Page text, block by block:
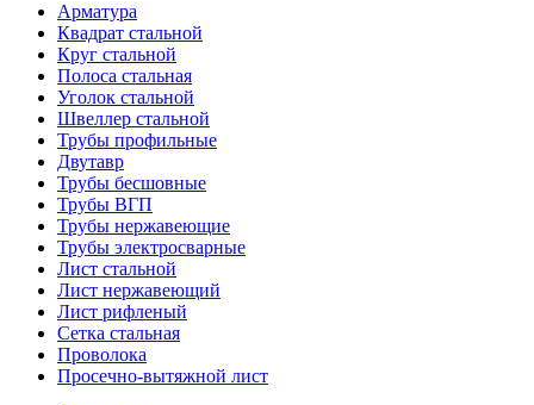
Арматура
Квадрат стальной
Круг стальной
Полоса стальная
Уголок стальной
Швеллер стальной
Трубы профильные
Двутавр
Трубы бесшовные
Трубы ВГП
Трубы нержавеющие
Трубы электросварные
Лист стальной
Лист нержавеющий
Лист рифленый
Сетка стальная
Проволока
Просечно-вытяжной лист